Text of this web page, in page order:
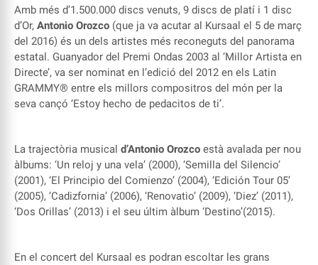
Amb més d’1.500.000 discs venuts, 9 discs de platí i 1 disc
d’Or, Antonio Orozco (que ja va acutar al Kursaal el 5 de març
del 2016) és un dels artistes més reconeguts del panorama
estatal. Guanyador del Premi Ondas 2003 al ‘Millor Artista en
Directe’, va ser nominat en l’edició del 2012 en els Latin
GRAMMY® entre els millors compositros del món per la
seva cançó ‘Estoy hecho de pedacitos de ti’.
La trajectòria musical d’Antonio Orozco està avalada per nou
àlbums: ‘Un reloj y una vela’ (2000), ‘Semilla del Silencio’
(2001), ‘El Principio del Comienzo’ (2004), ‘Edición Tour 05’
(2005), ‘Cadizfornia’ (2006), ‘Renovatio’ (2009), ‘Diez’ (2011),
‘Dos Orillas’ (2013) i el seu últim àlbum ‘Destino’(2015).
En el concert del Kursaal es podran escoltar les grans